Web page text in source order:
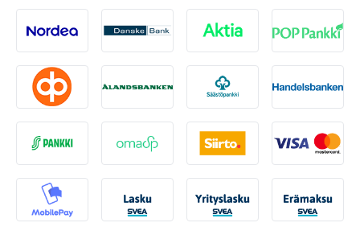
Tarvikkeet
Nordea Danske Aktia Pop-
Osuuspankki Ålandsbanken Säästöpankki
S-Pankki Omasp Siirto Visa &
MobilePay Svea Lasku Svea yrityslaskuSvea